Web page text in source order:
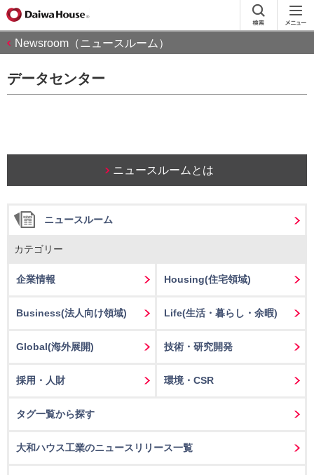
Newsroom（ニュースルーム）
データセンター
ニュースルームとは
ニュースルーム
カテゴリー
企業情報 Housing(住宅領域)
Business(法人向け領域) Life(生活・暮らし・余暇)
Global(海外展開) 技術・研究開発
採用・人財 環境・CSR
タグ一覧から探す
大和ハウス工業のニュースリリース一覧